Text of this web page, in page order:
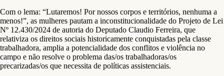
Com o lema: “Lutaremos! Por nossos corpos e territórios, nenhuma a
menos!”, as mulheres pautam a inconstitucionalidade do Projeto de Lei
Nº 12.430/2024 de autoria do Deputado Claudio Ferreira, que
relativiza os direitos sociais historicamente conquistadas pela classe
trabalhadora, amplia a potencialidade dos conflitos e violência no
campo e não resolve o problema das/os trabalhadoras/os
precarizadas/os que necessita de políticas assistenciais.